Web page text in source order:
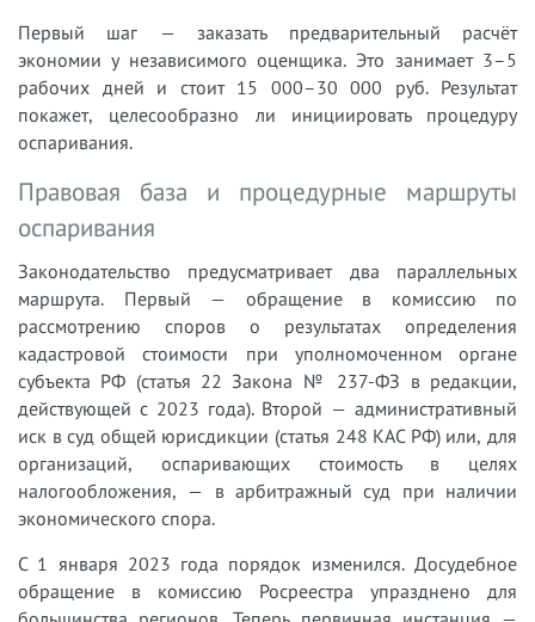
Первый шаг — заказать предварительный расчёт
экономии у независимого оценщика. Это занимает 3–5
рабочих дней и стоит 15 000–30 000 руб. Результат
покажет, целесообразно ли инициировать процедуру
оспаривания.
Правовая база и процедурные маршруты
оспаривания
Законодательство предусматривает два параллельных
маршрута. Первый — обращение в комиссию по
рассмотрению споров о результатах определения
кадастровой стоимости при уполномоченном органе
субъекта РФ (статья 22 Закона № 237-ФЗ в редакции,
действующей с 2023 года). Второй — административный
иск в суд общей юрисдикции (статья 248 КАС РФ) или, для
организаций, оспаривающих стоимость в целях
налогообложения, — в арбитражный суд при наличии
экономического спора.
С 1 января 2023 года порядок изменился. Досудебное
обращение в комиссию Росреестра упразднено для